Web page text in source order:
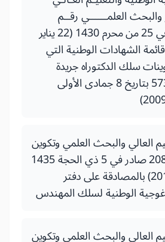
العلمــــــي رقــم
14009 صادر في 25 من محرم 1430 (22 يناير
قائمة الشهادات الوطنية التي
سلك الدكتوراه جريدة
رسمية عدد 5731 بتاريخ 8 جمادى الأولى
العالي والبحث العلمي وتكوين
الأطر رقم 208814 صادر في 5 ذي الحجة 1435
(30 سبتمبر 2014) بالمصادقة على دفتر
الوطنية لسلك المهندس
العالي والبحث العلمي وتكوين